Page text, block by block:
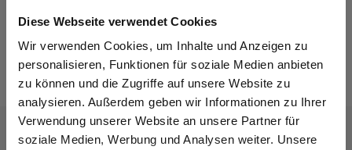
Diese Webseite verwendet Cookies
Wir verwenden Cookies, um Inhalte und Anzeigen zu
personalisieren, Funktionen für soziale Medien anbieten
zu können und die Zugriffe auf unsere Website zu
analysieren. Außerdem geben wir Informationen zu Ihrer
Verwendung unserer Website an unsere Partner für
soziale Medien, Werbung und Analysen weiter. Unsere
Material & Pflege
Passform
Sind Sie
Gewerbetreibender?
Ich bestätige, dass ich Gewerbetreibender bin. Alle
Preise werden netto ausgewiesen.